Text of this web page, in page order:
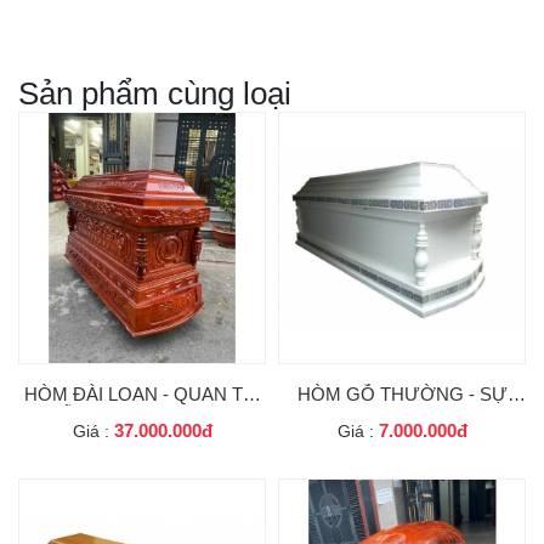
Sản phẩm cùng loại
HÒM ĐÀI LOAN - QUAN TÀI
TÁNG VÀ HỎA TÁNG
Giá : 37.000.000đ
HÒM GỖ THƯỜNG - SỰ
VÀ TIẾT KIỆM
Giá : 7.000.000đ